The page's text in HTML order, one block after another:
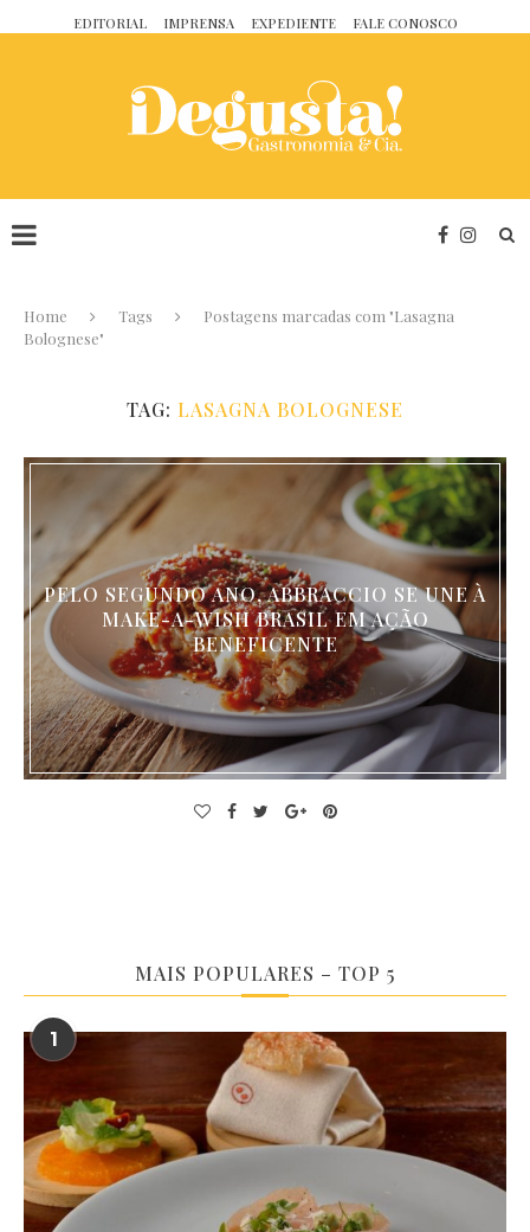
EDITORIAL IMPRENSA EXPEDIENTE FALE CONOSCO
Home Tags
Postagens marcadas com "Lasagna
Bolognese"
TAG: LASAGNA BOLOGNESE
PELO SEGUNDO ANO, ABBRACCIO SE UNE À
MAKE-A-WISH BRASIL EM AÇÃO
BENEFICENTE
MAIS POPULARES – TOP 5
1